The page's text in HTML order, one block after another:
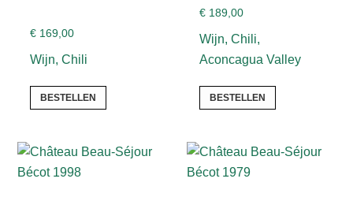
€ 169,00
Wijn, Chili
BESTELLEN
€189,00
Wijn, Chili,
Aconcagua Valley
BESTELLEN